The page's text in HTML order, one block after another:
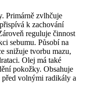
Primárně zvlhčuje
k zachování
reguluje činnost
sebumu. Působí na
snižuje tvorbu mazu,
Olej má také
pokožky. Obsahuje
volnými radikály a